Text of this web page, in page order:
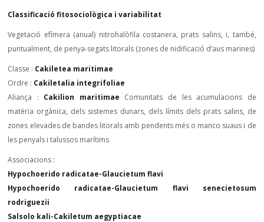
Classificació fitosociològica i variabilitat
Vegetació efímera (anual) nitrohalòfila costanera, prats salins, i, també,
puntualment, de penya-segats litorals (zones de nidificació d’aus marines)
Classe : Cakiletea maritimae
Ordre : Cakiletalia integrifoliae
Aliança : Cakilion maritimae Comunitats de les acumulacions de
matèria orgànica, dels sistemes dunars, dels límits dels prats salins, de
zones elevades de bandes litorals amb pendents més o manco suaus i de
les penyals i talussos marítims
Associacions :
Hypochoerido radicatae-Glaucietum flavi
Hypochoerido radicatae-Glaucietum flavi senecietosum
rodriguezii
Salsolo kali-Cakiletum aegyptiacae